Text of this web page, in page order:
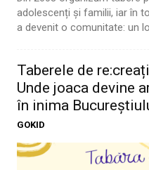
adolescenți și familii, iar în
a devenit o comunitate: un
Taberele de
Unde joaca devine
în inima
GOKID